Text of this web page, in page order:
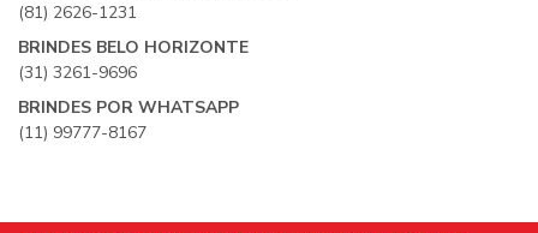
(81) 2626-1231
BRINDES BELO HORIZONTE
(31) 3261-9696
BRINDES POR WHATSAPP
(11) 99777-8167